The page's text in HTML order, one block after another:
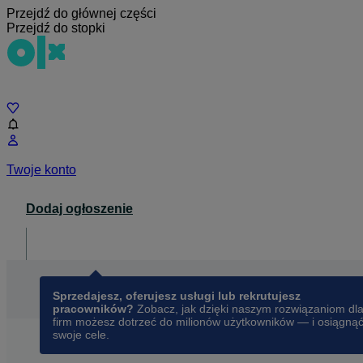
Przejdź do głównej części
Przejdź do stopki
Twoje konto
Dodaj ogłoszenie
Sprzedajesz, oferujesz usługi lub rekrutujesz
pracowników? Zobacz, jak dzięki naszym rozwiązaniom dla
firm możesz dotrzeć do milionów użytkowników — i osiągnąć
swoje cele.